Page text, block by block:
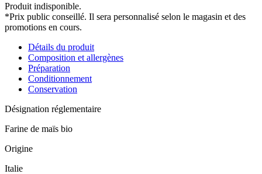
Produit indisponible.
*Prix public conseillé. Il sera personnalisé selon le magasin et des
promotions en cours.
Détails du produit
Composition et allergènes
Préparation
Conditionnement
Conservation
Désignation réglementaire
Farine de maïs bio
Origine
Italie